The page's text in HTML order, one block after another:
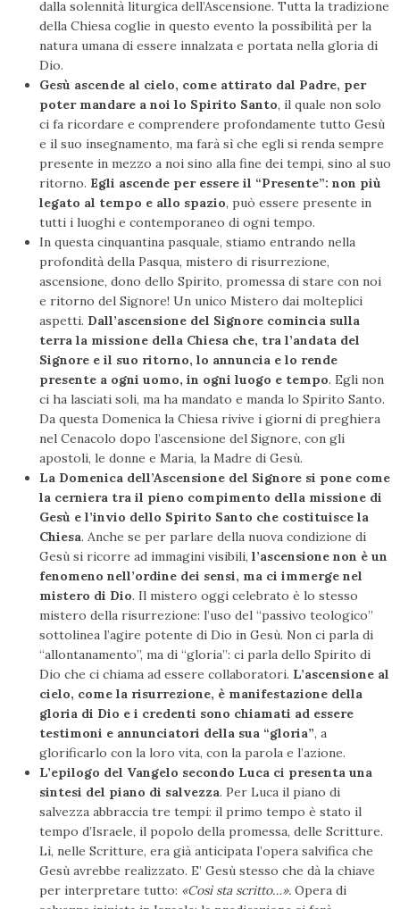
dalla solennità liturgica dell’Ascensione. Tutta la tradizione
della Chiesa coglie in questo evento la possibilità per la
natura umana di essere innalzata e portata nella gloria di
Dio.
Gesù ascende al cielo, come attirato dal Padre, per
poter mandare a noi lo Spirito Santo, il quale non solo
ci fa ricordare e comprendere profondamente tutto Gesù
e il suo insegnamento, ma farà sì che egli si renda sempre
presente in mezzo a noi sino alla fine dei tempi, sino al suo
ritorno. Egli ascende per essere il “Presente”: non più
legato al tempo e allo spazio, può essere presente in
tutti i luoghi e contemporaneo di ogni tempo.
In questa cinquantina pasquale, stiamo entrando nella
profondità della Pasqua, mistero di risurrezione,
ascensione, dono dello Spirito, promessa di stare con noi
e ritorno del Signore! Un unico Mistero dai molteplici
aspetti. Dall’ascensione del Signore comincia sulla
terra la missione della Chiesa che, tra l’andata del
Signore e il suo ritorno, lo annuncia e lo rende
presente a ogni uomo, in ogni luogo e tempo. Egli non
ci ha lasciati soli, ma ha mandato e manda lo Spirito Santo.
Da questa Domenica la Chiesa rivive i giorni di preghiera
nel Cenacolo dopo l’ascensione del Signore, con gli
apostoli, le donne e Maria, la Madre di Gesù.
La Domenica dell’Ascensione del Signore si pone come
la cerniera tra il pieno compimento della missione di
Gesù e l’invio dello Spirito Santo che costituisce la
Chiesa. Anche se per parlare della nuova condizione di
Gesù si ricorre ad immagini visibili, l’ascensione non è un
fenomeno nell’ordine dei sensi, ma ci immerge nel
mistero di Dio. Il mistero oggi celebrato è lo stesso
mistero della risurrezione: l’uso del “passivo teologico”
sottolinea l’agire potente di Dio in Gesù. Non ci parla di
“allontanamento”, ma di “gloria”: ci parla dello Spirito di
Dio che ci chiama ad essere collaboratori. L’ascensione al
cielo, come la risurrezione, è manifestazione della
gloria di Dio e i credenti sono chiamati ad essere
testimoni e annunciatori della sua “gloria”, a
glorificarlo con la loro vita, con la parola e l’azione.
L’epilogo del Vangelo secondo Luca ci presenta una
sintesi del piano di salvezza. Per Luca il piano di
salvezza abbraccia tre tempi: il primo tempo è stato il
tempo d’Israele, il popolo della promessa, delle Scritture.
Lì, nelle Scritture, era già anticipata l’opera salvifica che
Gesù avrebbe realizzato. E’ Gesù stesso che dà la chiave
per interpretare tutto: «Così sta scritto…». Opera di